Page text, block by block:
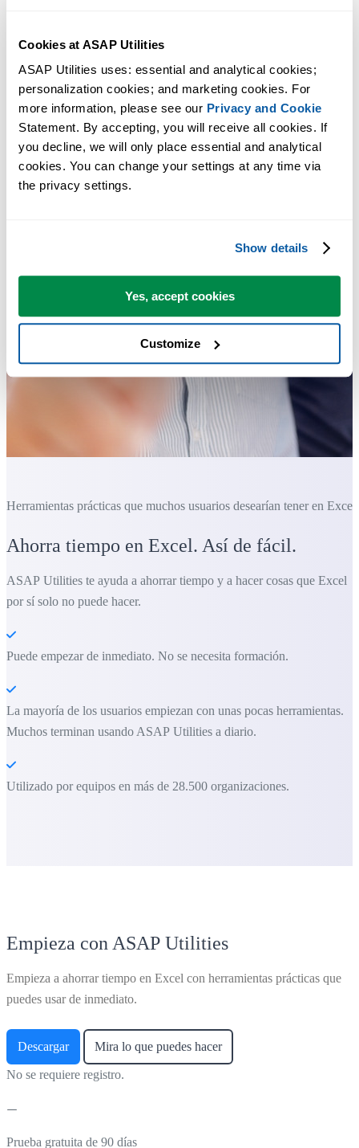
Cookies at ASAP Utilities
ASAP Utilities uses: essential and analytical cookies;
personalization cookies; and marketing cookies. For
more information, please see our Privacy and Cookie
Statement. By accepting, you will receive all cookies. If
you decline, we will only place essential and analytical
cookies. You can change your settings at any time via
the privacy settings.
Show details
Yes, accept cookies
Customize
Herramientas prácticas que muchos usuarios desearían tener en Excel.
Ahorra tiempo en Excel. Así de fácil.
ASAP Utilities te ayuda a ahorrar tiempo y a hacer cosas que Excel
por sí solo no puede hacer.
Puede empezar de inmediato. No se necesita formación.
La mayoría de los usuarios empiezan con unas pocas herramientas.
Muchos terminan usando ASAP Utilities a diario.
Utilizado por equipos en más de 28.500 organizaciones.
Empieza con ASAP Utilities
Empieza a ahorrar tiempo en Excel con herramientas prácticas que
puedes usar de inmediato.
Descargar Mira lo que puedes hacer
No se requiere registro.
Prueba gratuita de 90 días